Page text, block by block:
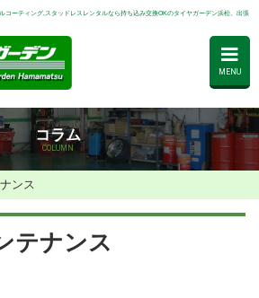
コーティング,スタッドレスレンタルなら持ち込み交換OKのタイヤガーデン浜松。出張
MENU
コラム
COLUMN
ンス
テナンス